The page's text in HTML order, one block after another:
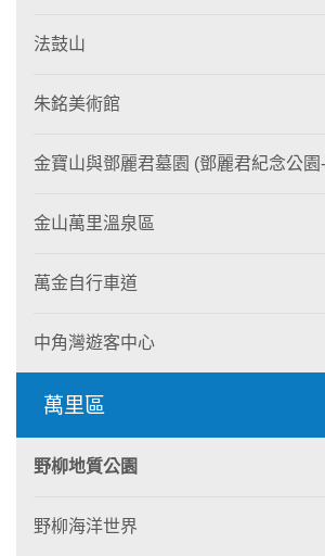
法鼓山
朱銘美術館
金寶山與鄧麗君墓園 (鄧麗君紀念公園
金山萬里溫泉區
萬金自行車道
中角灣遊客中心
萬里區
野柳地質公園
野柳海洋世界